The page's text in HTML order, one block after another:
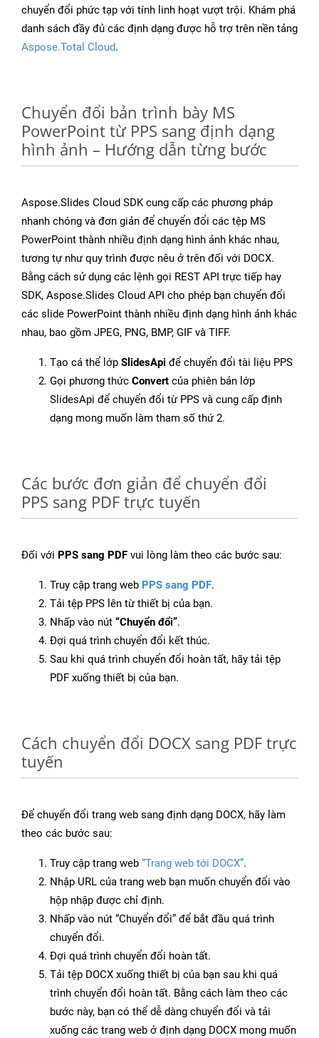
chuyển đổi phức tạp với tính linh hoạt vượt trội. Khám phá
danh sách đầy đủ các định dạng được hỗ trợ trên nền tảng
Aspose.Total Cloud.
Chuyển đổi bản trình bày MS
PowerPoint từ PPS sang định dạng
hình ảnh – Hướng dẫn từng bước
Aspose.Slides Cloud SDK cung cấp các phương pháp
nhanh chóng và đơn giản để chuyển đổi các tệp MS
PowerPoint thành nhiều định dạng hình ảnh khác nhau,
tương tự như quy trình được nêu ở trên đối với DOCX.
Bằng cách sử dụng các lệnh gọi REST API trực tiếp hay
SDK, Aspose.Slides Cloud API cho phép bạn chuyển đổi
các slide PowerPoint thành nhiều định dạng hình ảnh khác
nhau, bao gồm JPEG, PNG, BMP, GIF và TIFF.
Tạo cá thể lớp SlidesApi để chuyển đổi tài liệu PPS
Gọi phương thức Convert của phiên bản lớp
SlidesApi để chuyển đổi từ PPS và cung cấp định
dạng mong muốn làm tham số thứ 2.
Các bước đơn giản để chuyển đổi
PPS sang PDF trực tuyến
Đối với PPS sang PDF vui lòng làm theo các bước sau:
Truy cập trang web PPS sang PDF.
Tải tệp PPS lên từ thiết bị của bạn.
Nhấp vào nút “Chuyển đổi”.
Đợi quá trình chuyển đổi kết thúc.
Sau khi quá trình chuyển đổi hoàn tất, hãy tải tệp
PDF xuống thiết bị của bạn.
Cách chuyển đổi DOCX sang PDF trực
tuyến
Để chuyển đổi trang web sang định dạng DOCX, hãy làm
theo các bước sau:
Truy cập trang web “Trang web tới DOCX”.
Nhập URL của trang web bạn muốn chuyển đổi vào
hộp nhập được chỉ định.
Nhấp vào nút “Chuyển đổi” để bắt đầu quá trình
chuyển đổi.
Đợi quá trình chuyển đổi hoàn tất.
Tải tệp DOCX xuống thiết bị của bạn sau khi quá
trình chuyển đổi hoàn tất. Bằng cách làm theo các
bước này, bạn có thể dễ dàng chuyển đổi và tải
xuống các trang web ở định dạng DOCX mong muốn